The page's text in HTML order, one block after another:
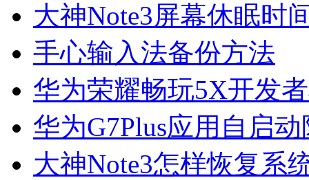
大神Note3屏幕休眠时
手心输入法备份方法
华为荣耀畅玩5X开发
华为G7Plus应用自启
大神Note3怎样恢复系